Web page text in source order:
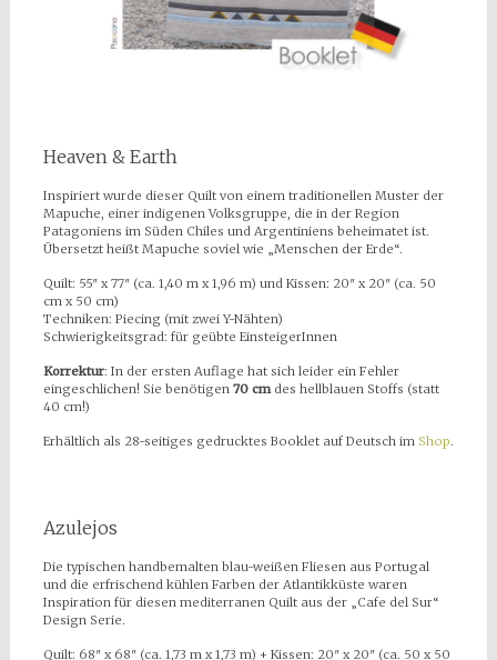
Heaven & Earth
Inspiriert wurde dieser Quilt von einem traditionellen Muster der
Mapuche, einer indigenen Volksgruppe, die in der Region
Patagoniens im Süden Chiles und Argentiniens beheimatet ist.
Übersetzt heißt Mapuche soviel wie „Menschen der Erde“.
Quilt: 55″ x 77″ (ca. 1,40 m x 1,96 m) und Kissen: 20″ x 20″ (ca. 50
cm x 50 cm)
Techniken: Piecing (mit zwei Y-Nähten)
Schwierigkeitsgrad: für geübte EinsteigerInnen
Korrektur: In der ersten Auflage hat sich leider ein Fehler
eingeschlichen! Sie benötigen 70 cm des hellblauen Stoffs (statt
40 cm!)
Erhältlich als 28-seitiges gedrucktes Booklet auf Deutsch im Shop.
Azulejos
Die typischen handbemalten blau-weißen Fliesen aus Portugal
und die erfrischend kühlen Farben der Atlantikküste waren
Inspiration für diesen mediterranen Quilt aus der „Cafe del Sur“
Design Serie.
Quilt: 68″ x 68″ (ca. 1,73 m x 1,73 m) + Kissen: 20″ x 20″ (ca. 50 x 50